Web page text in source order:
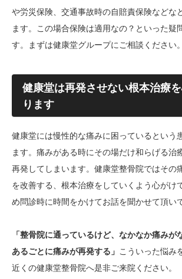
や労災保険、交通事故時の自賠責保険などな
ます。この場合保険は適用なの？といった疑
す。まずは健康堂グループにご相談ください。
健康堂は再発させない根本治療
ります
健康堂には慢性的な痛みに困っているという
ます。痛みがある時にその場だけ和らげる治
再発してしまいます。健康堂整骨院ではその
を改善する、根本治療をしていくよう心がけ
め問診時に時間をかけてお話を聞かせて頂い
「整骨院に通っているけど、なかなか痛みが
あるごとに痛みが再発する」 こういった悩み
近くの健康堂整骨院へ是非ご来院ください。